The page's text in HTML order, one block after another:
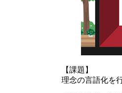
【課題】
理念の言語化を